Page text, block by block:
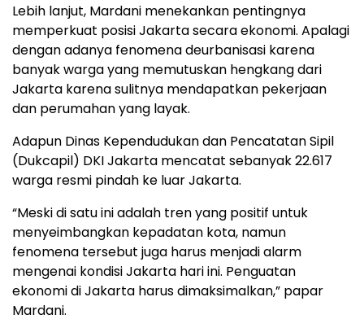
Lebih lanjut, Mardani menekankan pentingnya
memperkuat posisi Jakarta secara ekonomi. Apalagi
dengan adanya fenomena deurbanisasi karena
banyak warga yang memutuskan hengkang dari
Jakarta karena sulitnya mendapatkan pekerjaan
dan perumahan yang layak.
Adapun Dinas Kependudukan dan Pencatatan Sipil
(Dukcapil) DKI Jakarta mencatat sebanyak 22.617
warga resmi pindah ke luar Jakarta.
“Meski di satu ini adalah tren yang positif untuk
menyeimbangkan kepadatan kota, namun
fenomena tersebut juga harus menjadi alarm
mengenai kondisi Jakarta hari ini. Penguatan
ekonomi di Jakarta harus dimaksimalkan,” papar
Mardani.